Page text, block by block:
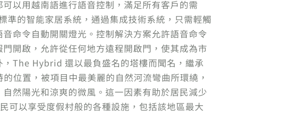
以用越南語進行語音控制，滿足所有客戶的需
的智能家居系統，通過集成技術系統，只需輕觸
命令自動開關燈光。控制解決方案允許語音命令
開啟，允許從任何地方遠程開啟門，使其成為市
The Hybrid 還以最負盛名的塔樓而聞名，繼承
位置，被項目中最美麗的自然河流彎曲所環繞，
然陽光和涼爽的微風。這一因素有助於居民減少
可以享受度假村般的各種設施，包括該地區最大